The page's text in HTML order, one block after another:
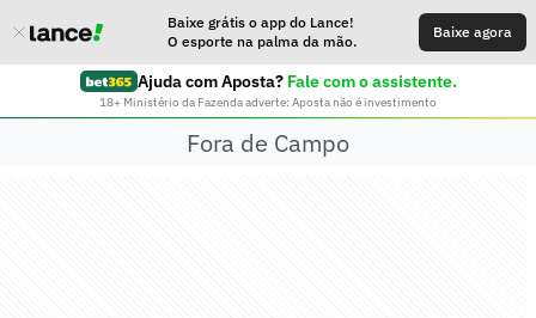
Baixe grátis o app do Lance!
O esporte na palma da mão.
Baixe agora
Ajuda com Aposta? Fale com o assistente.
18+ Ministério da Fazenda adverte: Aposta não é investimento
Fora de Campo